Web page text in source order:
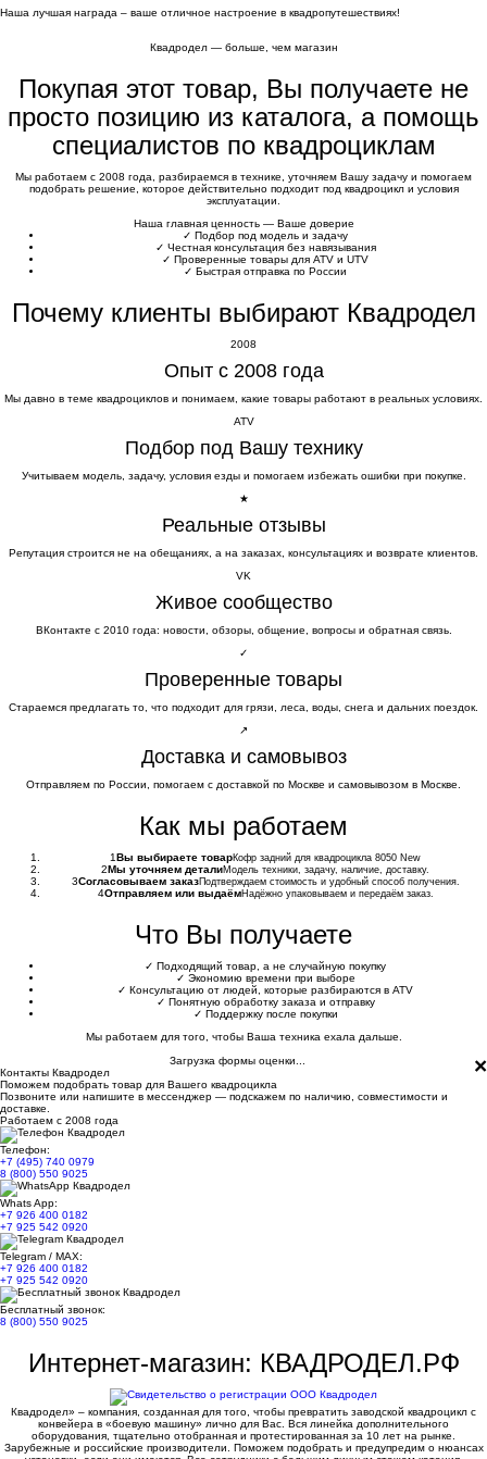
Наша лучшая награда – ваше отличное настроение в квадропутешествиях!
Квадродел — больше, чем магазин
Покупая этот товар, Вы получаете не
просто позицию из каталога, а помощь
специалистов по квадроциклам
Мы работаем с 2008 года, разбираемся в технике, уточняем Вашу задачу и помогаем
подобрать решение, которое действительно подходит под квадроцикл и условия
эксплуатации.
Наша главная ценность — Ваше доверие
✓ Подбор под модель и задачу
✓ Честная консультация без навязывания
✓ Проверенные товары для ATV и UTV
✓ Быстрая отправка по России
Почему клиенты выбирают Квадродел
2008
Опыт с 2008 года
Мы давно в теме квадроциклов и понимаем, какие товары работают в реальных условиях.
ATV
Подбор под Вашу технику
Учитываем модель, задачу, условия езды и помогаем избежать ошибки при покупке.
★
Реальные отзывы
Репутация строится не на обещаниях, а на заказах, консультациях и возврате клиентов.
VK
Живое сообщество
ВКонтакте с 2010 года: новости, обзоры, общение, вопросы и обратная связь.
✓
Проверенные товары
Стараемся предлагать то, что подходит для грязи, леса, воды, снега и дальних поездок.
↗
Доставка и самовывоз
Отправляем по России, помогаем с доставкой по Москве и самовывозом в Москве.
Как мы работаем
1 Вы выбираете товарКофр задний для квадроцикла 8050 New
2 Мы уточняем деталиМодель техники, задачу, наличие, доставку.
3Согласовываем заказПодтверждаем стоимость и удобный способ получения.
4Отправляем или выдаёмНадёжно упаковываем и передаём заказ.
Что Вы получаете
✓ Подходящий товар, а не случайную покупку
✓ Экономию времени при выборе
✓ Консультацию от людей, которые разбираются в ATV
✓ Понятную обработку заказа и отправку
✓ Поддержку после покупки
Мы работаем для того, чтобы Ваша техника ехала дальше.
×
Загрузка формы оценки...
Контакты Квадродел
Поможем подобрать товар для Вашего квадроцикла
Позвоните или напишите в мессенджер — подскажем по наличию, совместимости и
доставке.
Работаем с 2008 года
Телефон:
+7 (495) 740 0979
8 (800) 550 9025
Whats App:
+7 926 400 0182
+7 925 542 0920
Telegram / MAX:
+7 926 400 0182
+7 925 542 0920
Бесплатный звонок:
8 (800) 550 9025
Интернет-магазин: КВАДРОДЕЛ.РФ
Квадродел» – компания, созданная для того, чтобы превратить заводской квадроцикл с
конвейера в «боевую машину» лично для Вас. Вся линейка дополнительного
оборудования, тщательно отобранная и протестированная за 10 лет на рынке.
Зарубежные и российские производители. Поможем подобрать и предупредим о нюансах